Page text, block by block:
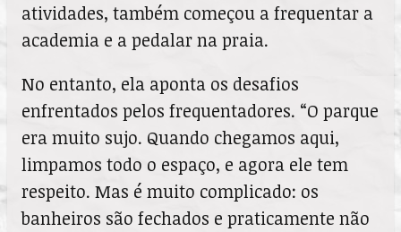
atividades, também começou a frequentar a
academia e a pedalar na praia.
No entanto, ela aponta os desafios
enfrentados pelos frequentadores. “O parque
era muito sujo. Quando chegamos aqui,
limpamos todo o espaço, e agora ele tem
respeito. Mas é muito complicado: os
banheiros são fechados e praticamente não